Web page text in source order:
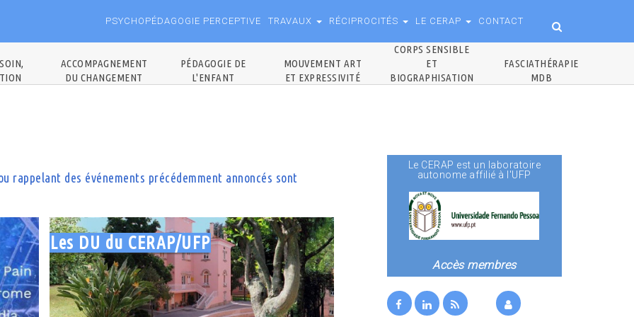
PSYCHOPÉDAGOGIE PERCEPTIVE TRAVAUX RÉCIPROCITÉS LE CERAP CONTACT
ACCOMPAGNEMENT
DU CHANGEMENT
PÉDAGOGIE DE
L'ENFANT
MOUVEMENT ART
ET EXPRESSIVITÉ
CORPS SENSIBLE
ET
BIOGRAPHISATION
FASCIATHÉRAPIE
MDB
rappelant des événements précédemment annoncés sont
Les DU du CERAP/UFP
Le CERAP est un laboratoire
autonome affilié à l'UFP
Accès membres